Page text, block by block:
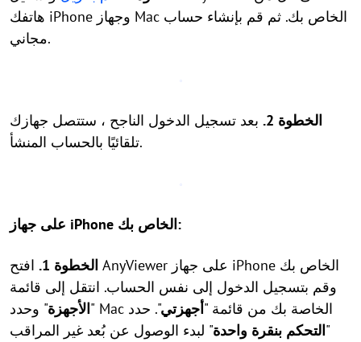
هاتفك iPhone وجهاز Mac الخاص بك. ثم قم بإنشاء حساب
مجاني.
الخطوة 2.
بعد تسجيل الدخول الناجح ، ستتصل جهازك
تلقائيًا بالحساب المنشأ.
على جهاز iPhone الخاص بك:
الخطوة 1.
افتح AnyViewer على جهاز iPhone الخاص بك
وقم بتسجيل الدخول إلى نفس الحساب. انتقل إلى قائمة
"الأجهزة " وحدد Mac الخاصة بك من قائمة "أجهزتي". حدد
"التحكم بنقرة واحدة" لبدء الوصول عن بُعد غير المراقب